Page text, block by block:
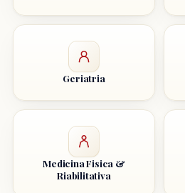
Geriatria
Medicina Fisica &
Riabilitativa